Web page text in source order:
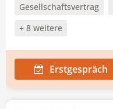
Gesellschaftsvertrag
+ 8 weitere
Erstgespräch